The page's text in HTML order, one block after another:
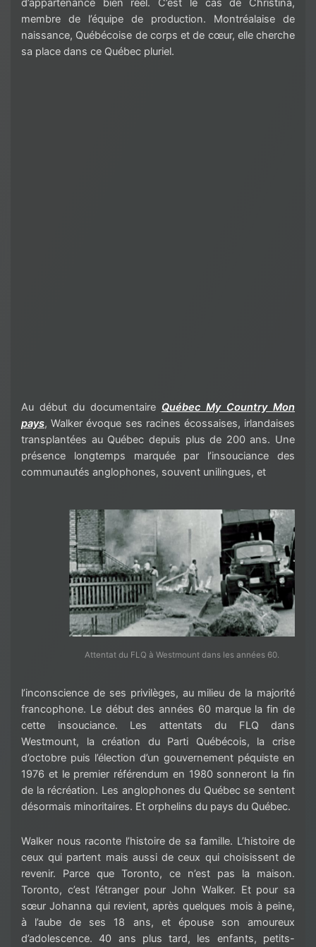
d’appartenance bien réel. C’est le cas de Christina,
membre de l’équipe de production. Montréalaise de
naissance, Québécoise de corps et de cœur, elle cherche
sa place dans ce Québec pluriel.
Au début du documentaire Québec My Country Mon
pays, Walker évoque ses racines écossaises, irlandaises
transplantées au Québec depuis plus de 200 ans. Une
présence longtemps marquée par l’insouciance des
communautés anglophones, souvent unilingues, et
Attentat du FLQ à Westmount dans les années 60.
l’inconscience de ses privilèges, au milieu de la majorité
francophone. Le début des années 60 marque la fin de
cette insouciance. Les attentats du FLQ dans
Westmount, la création du Parti Québécois, la crise
d’octobre puis l’élection d’un gouvernement péquiste en
1976 et le premier référendum en 1980 sonneront la fin
de la récréation. Les anglophones du Québec se sentent
désormais minoritaires. Et orphelins du pays du Québec.
Walker nous raconte l’histoire de sa famille. L’histoire de
ceux qui partent mais aussi de ceux qui choisissent de
revenir. Parce que Toronto, ce n’est pas la maison.
Toronto, c’est l’étranger pour John Walker. Et pour sa
sœur Johanna qui revient, après quelques mois à peine,
à l’aube de ses 18 ans, et épouse son amoureux
d’adolescence. 40 ans plus tard, les enfants, petits-